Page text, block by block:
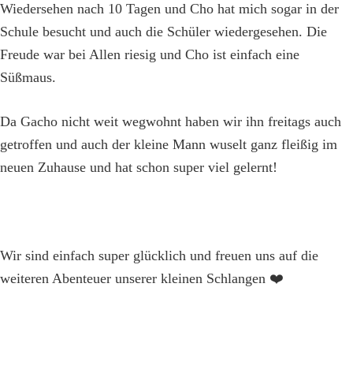
Wiedersehen nach 10 Tagen und Cho hat mich sogar in der
Schule besucht und auch die Schüler wiedergesehen. Die
Freude war bei Allen riesig und Cho ist einfach eine
Süßmaus.
Da Gacho nicht weit wegwohnt haben wir ihn freitags auch
getroffen und auch der kleine Mann wuselt ganz fleißig im
neuen Zuhause und hat schon super viel gelernt!
Wir sind einfach super glücklich und freuen uns auf die
weiteren Abenteuer unserer kleinen Schlangen ❤️